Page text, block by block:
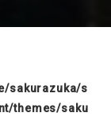
sakurazuka/s
themes/saku